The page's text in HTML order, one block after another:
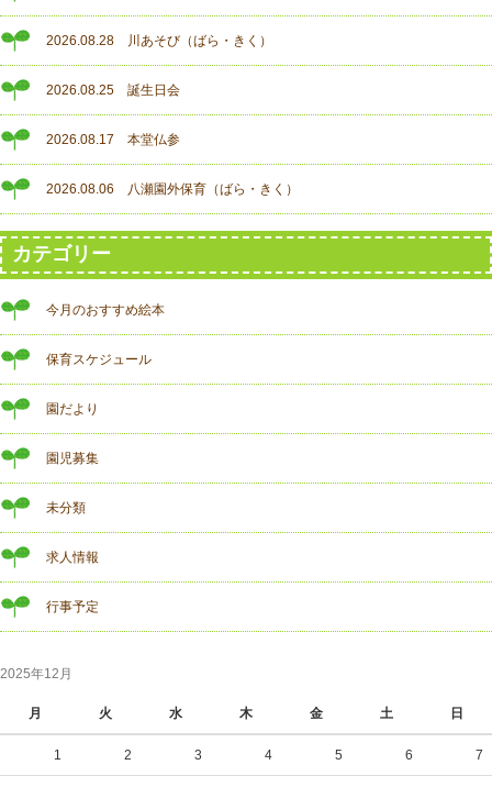
2026.08.28 川あそび（ばら・きく）
2026.08.25 誕生日会
2026.08.17 本堂仏参
2026.08.06 八瀬園外保育（ばら・きく）
カテゴリー
今月のおすすめ絵本
保育スケジュール
園だより
園児募集
未分類
求人情報
行事予定
2025年12月
月 火 水 木 金 土 日
1 2 3 4 5 6 7